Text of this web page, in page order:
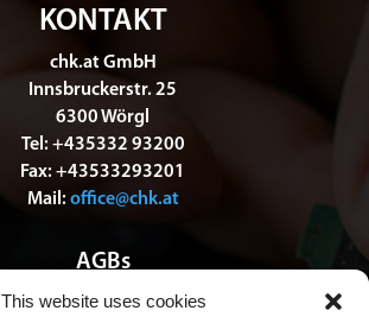
This website uses cookies
KONTAKT
chk.at GmbH
Innsbruckerstr. 25
6300 Wörgl
Tel: +435332 93200
Fax: +43533293201
Mail:office@chk.at
AGBs